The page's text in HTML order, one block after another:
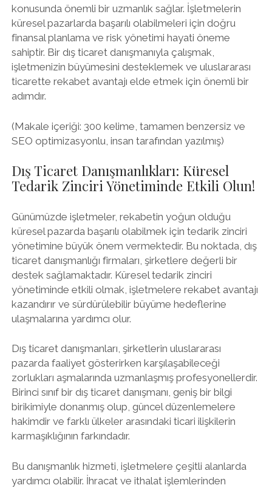
konusunda önemli bir uzmanlık sağlar. İşletmelerin
küresel pazarlarda başarılı olabilmeleri için doğru
finansal planlama ve risk yönetimi hayati öneme
sahiptir. Bir dış ticaret danışmanıyla çalışmak,
işletmenizin büyümesini desteklemek ve uluslararası
ticarette rekabet avantajı elde etmek için önemli bir
adımdır.
(Makale içeriği: 300 kelime, tamamen benzersiz ve
SEO optimizasyonlu, insan tarafından yazılmış)
Dış Ticaret Danışmanlıkları: Küresel
Tedarik Zinciri Yönetiminde Etkili Olun!
Günümüzde işletmeler, rekabetin yoğun olduğu
küresel pazarda başarılı olabilmek için tedarik zinciri
yönetimine büyük önem vermektedir. Bu noktada, dış
ticaret danışmanlığı firmaları, şirketlere değerli bir
destek sağlamaktadır. Küresel tedarik zinciri
yönetiminde etkili olmak, işletmelere rekabet avantajı
kazandırır ve sürdürülebilir büyüme hedeflerine
ulaşmalarına yardımcı olur.
Dış ticaret danışmanları, şirketlerin uluslararası
pazarda faaliyet gösterirken karşılaşabileceği
zorlukları aşmalarında uzmanlaşmış profesyonellerdir.
Birinci sınıf bir dış ticaret danışmanı, geniş bir bilgi
birikimiyle donanmış olup, güncel düzenlemelere
hakimdir ve farklı ülkeler arasındaki ticari ilişkilerin
karmaşıklığının farkındadır.
Bu danışmanlık hizmeti, işletmelere çeşitli alanlarda
yardımcı olabilir. İhracat ve ithalat işlemlerinden